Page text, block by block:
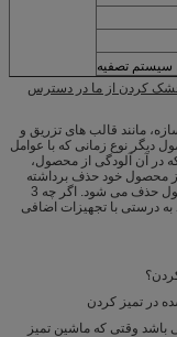
تصفیه
کردن از ما در دسترس
مانند قالب های تزریق و
دیگر نوع زمانی که با عوامل
در آن آلودگی از محصول،
محصول خود حذف برداشته
شود، و خشک کردن مرحله، که در آن آب شستشو از محصول حذف می شود. اگر چه 3
به درستی با تجهیزات اضافی
باشد وقتی که ماشین تمیز